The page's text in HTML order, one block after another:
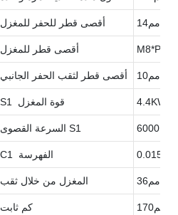
أقصى قطر للحفر للمغزل مم14
أقصى قطر للمغزل
أقصى قطر لثقب الحفر الجانبي مم10
S1 قوة المغزل 4.4KW
السرعة القصوى S1
C1 الفهرسة 0.015°
المغزل من خلال ثقب مم36
كم ثابت مم170